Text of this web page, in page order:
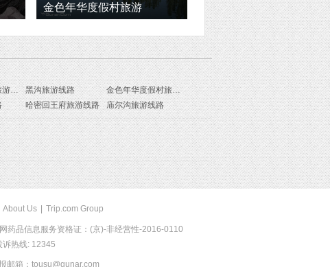
金色年华度假村旅游
猴娃山石雕群旅游线路 黑沟旅游线路
金色年华度假村旅游线路
哈密回王府旅游线路 庙尔沟旅游线路
About Us Trip.com Group
药品信息服务资格证：(京)-非经营性-2016-0110
诉热线: 12345
邮箱：tousu@qunar.com